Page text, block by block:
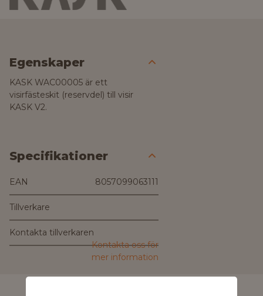
Egenskaper
KASK WAC00005 är ett
visirfästeskit (reservdel) till visir
KASK V2.
Specifikationer
EAN 8057099063111
Tillverkare
Kontakta tillverkaren
Kontakta oss för
mer information